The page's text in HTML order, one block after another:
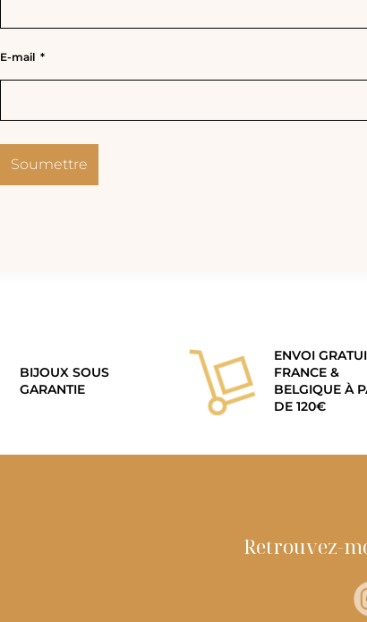
E-mail *
BIJOUX SOUS
GARANTIE
ENVOI
FRANCE &
BELGIQUE À
DE 120€
Retrouvez-